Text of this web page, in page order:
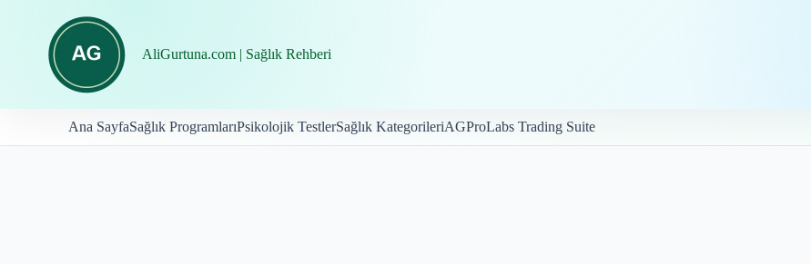
AliGurtuna.com | Sağlık Rehberi
Ana SayfaSağlık ProgramlarıPsikolojik TestlerSağlık KategorileriAGProLabs Trading Suite